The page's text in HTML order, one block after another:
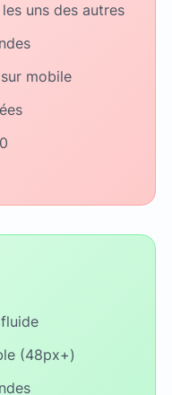
uns des autres
mobile
(48px+)